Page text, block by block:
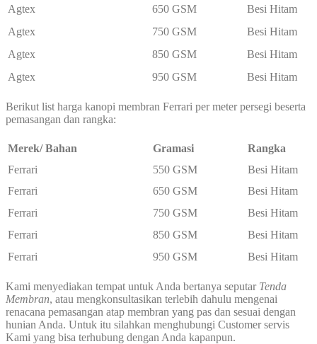
Agtex
650 GSM
Besi Hitam
Agtex
750 GSM
Besi Hitam
Agtex
850 GSM
Besi Hitam
Agtex
950 GSM Besi Hitam
Berikut list harga kanopi membran Ferrari per meter persegi beserta
pemasangan dan rangka:
Merek/ Bahan Gramasi
Rangka
Ferrari
550 GSM
Besi Hitam
Ferrari
650 GSM
Besi Hitam
Ferrari
750 GSM
Besi Hitam
Ferrari
850 GSM
Besi Hitam
Ferrari
950 GSM Besi Hitam
Kami menyediakan tempat untuk Anda bertanya seputar Tenda
Membran, atau mengkonsultasikan terlebih dahulu mengenai
renacana pemasangan atap membran yang pas dan sesuai dengan
hunian Anda. Untuk itu silahkan menghubungi Customer servis
Kami yang bisa terhubung dengan Anda kapanpun.